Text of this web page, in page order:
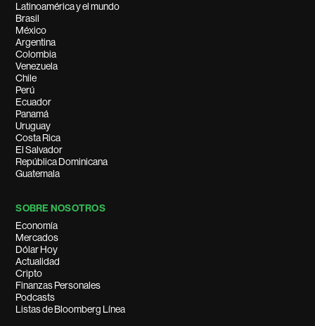
Latinoamérica y el mundo
Brasil
México
Argentina
Colombia
Venezuela
Chile
Perú
Ecuador
Panamá
Uruguay
Costa Rica
El Salvador
República Dominicana
Guatemala
SOBRE NOSOTROS
Economía
Mercados
Dólar Hoy
Actualidad
Cripto
Finanzas Personales
Podcasts
Listas de Bloomberg Línea